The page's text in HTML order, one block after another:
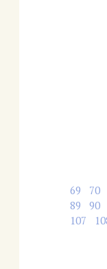
69
70
89
90
107